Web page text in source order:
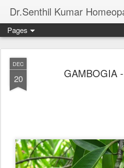
Pages
DEC
20 GAMBOGIA